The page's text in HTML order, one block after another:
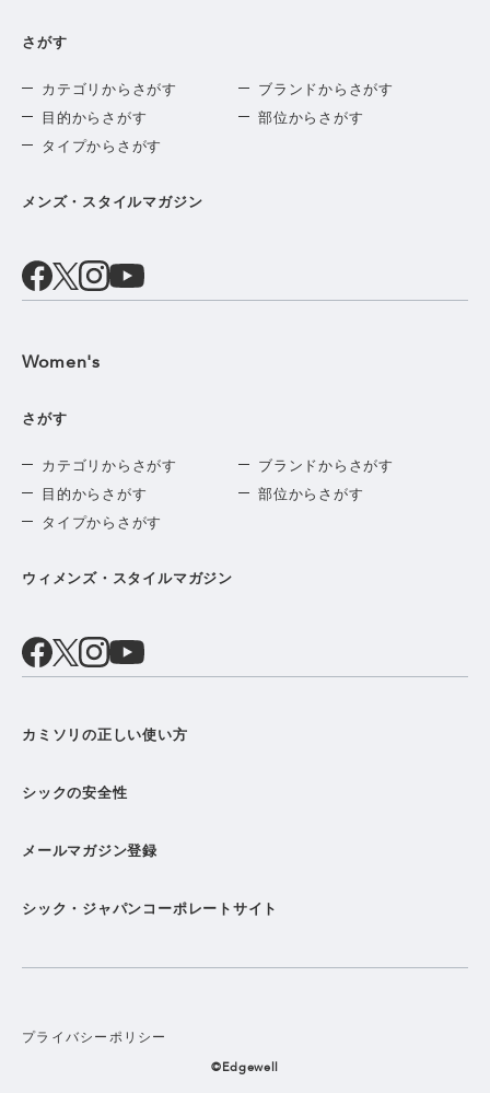
さがす
カテゴリからさがす
ブランドからさがす
目的からさがす
部位からさがす
タイプからさがす
メンズ・スタイルマガジン
Women's
さがす
カテゴリからさがす
ブランドからさがす
目的からさがす
部位からさがす
タイプからさがす
ウィメンズ・スタイルマガジン
カミソリの正しい使い方
シックの安全性
メールマガジン登録
シック・ジャパンコーポレートサイト
プライバシーポリシー
©Edgewell